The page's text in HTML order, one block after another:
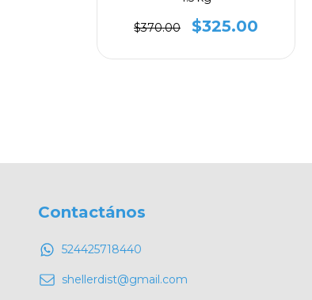
$370.00 $325.00
Contactános
524425718440
shellerdist@gmail.com